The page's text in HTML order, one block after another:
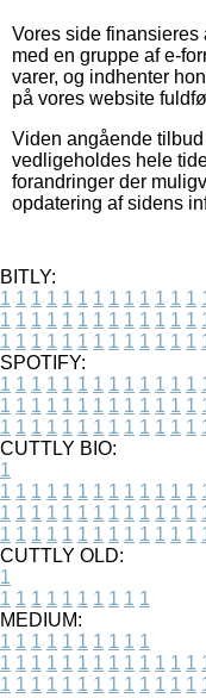
Vores side
med en gruppe af e-
varer, og indhenter
på vores website
Viden angående
vedligeholdes hele
forandringer der
opdatering af sidens
BITLY:
1 1 1 1 1 1 1 1 1 1 1 1 1
1 1 1 1 1 1 1 1 1 1 1 1 1
1 1 1 1 1 1 1 1 1 1 1 1 1
SPOTIFY:
1 1 1 1 1 1 1 1 1 1 1 1 1
1 1 1 1 1 1 1 1 1 1 1 1 1
1 1 1 1 1 1 1 1 1 1 1 1 1
CUTTLY BIO:
1
1 1 1 1 1 1 1 1 1 1 1 1 1
1 1 1 1 1 1 1 1 1 1 1 1 1
1 1 1 1 1 1 1 1 1 1 1 1 1
CUTTLY OLD:
1
1 1 1 1 1 1 1 1 1 1
MEDIUM:
1 1 1 1 1 1 1 1 1 1
1 1 1 1 1 1 1 1 1 1 1 1 1
1 1 1 1 1 1 1 1 1 1 1 1 1